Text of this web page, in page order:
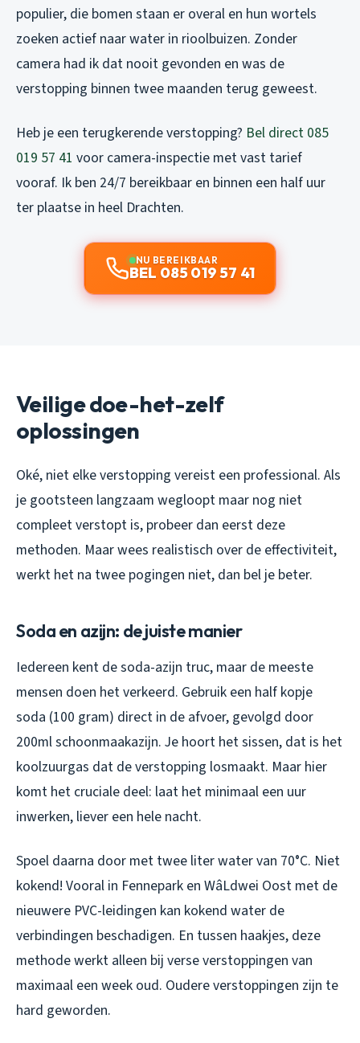
populier, die bomen staan er overal en hun wortels
zoeken actief naar water in rioolbuizen. Zonder
camera had ik dat nooit gevonden en was de
verstopping binnen twee maanden terug geweest.
Heb je een terugkerende verstopping? Bel direct 085
019 57 41 voor camera-inspectie met vast tarief
vooraf. Ik ben 24/7 bereikbaar en binnen een half uur
ter plaatse in heel Drachten.
NU BEREIKBAAR
BEL 085 019 57 41
Veilige doe-het-zelf
oplossingen
Oké, niet elke verstopping vereist een professional. Als
je gootsteen langzaam wegloopt maar nog niet
compleet verstopt is, probeer dan eerst deze
methoden. Maar wees realistisch over de effectiviteit,
werkt het na twee pogingen niet, dan bel je beter.
Soda en azijn: de juiste manier
Iedereen kent de soda-azijn truc, maar de meeste
mensen doen het verkeerd. Gebruik een half kopje
soda (100 gram) direct in de afvoer, gevolgd door
200ml schoonmaakazijn. Je hoort het sissen, dat is het
koolzuurgas dat de verstopping losmaakt. Maar hier
komt het cruciale deel: laat het minimaal een uur
inwerken, liever een hele nacht.
Spoel daarna door met twee liter water van 70°C. Niet
kokend! Vooral in Fennepark en WâLdwei Oost met de
nieuwere PVC-leidingen kan kokend water de
verbindingen beschadigen. En tussen haakjes, deze
methode werkt alleen bij verse verstoppingen van
maximaal een week oud. Oudere verstoppingen zijn te
hard geworden.